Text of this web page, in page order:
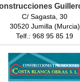
C/ Sagasta, 30
30520 Jumilla (Murcia)
Telf.: 968 95 85 19